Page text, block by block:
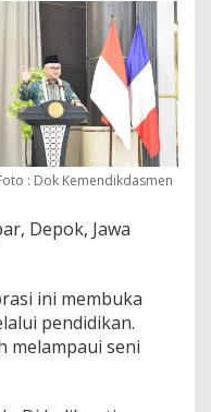
: Dok Kemendikdasmen
Depok, Jawa
ini membuka
pendidikan.
melampaui seni